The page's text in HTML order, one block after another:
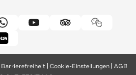
Barrierefreiheit Cookie-Einstellungen AGB